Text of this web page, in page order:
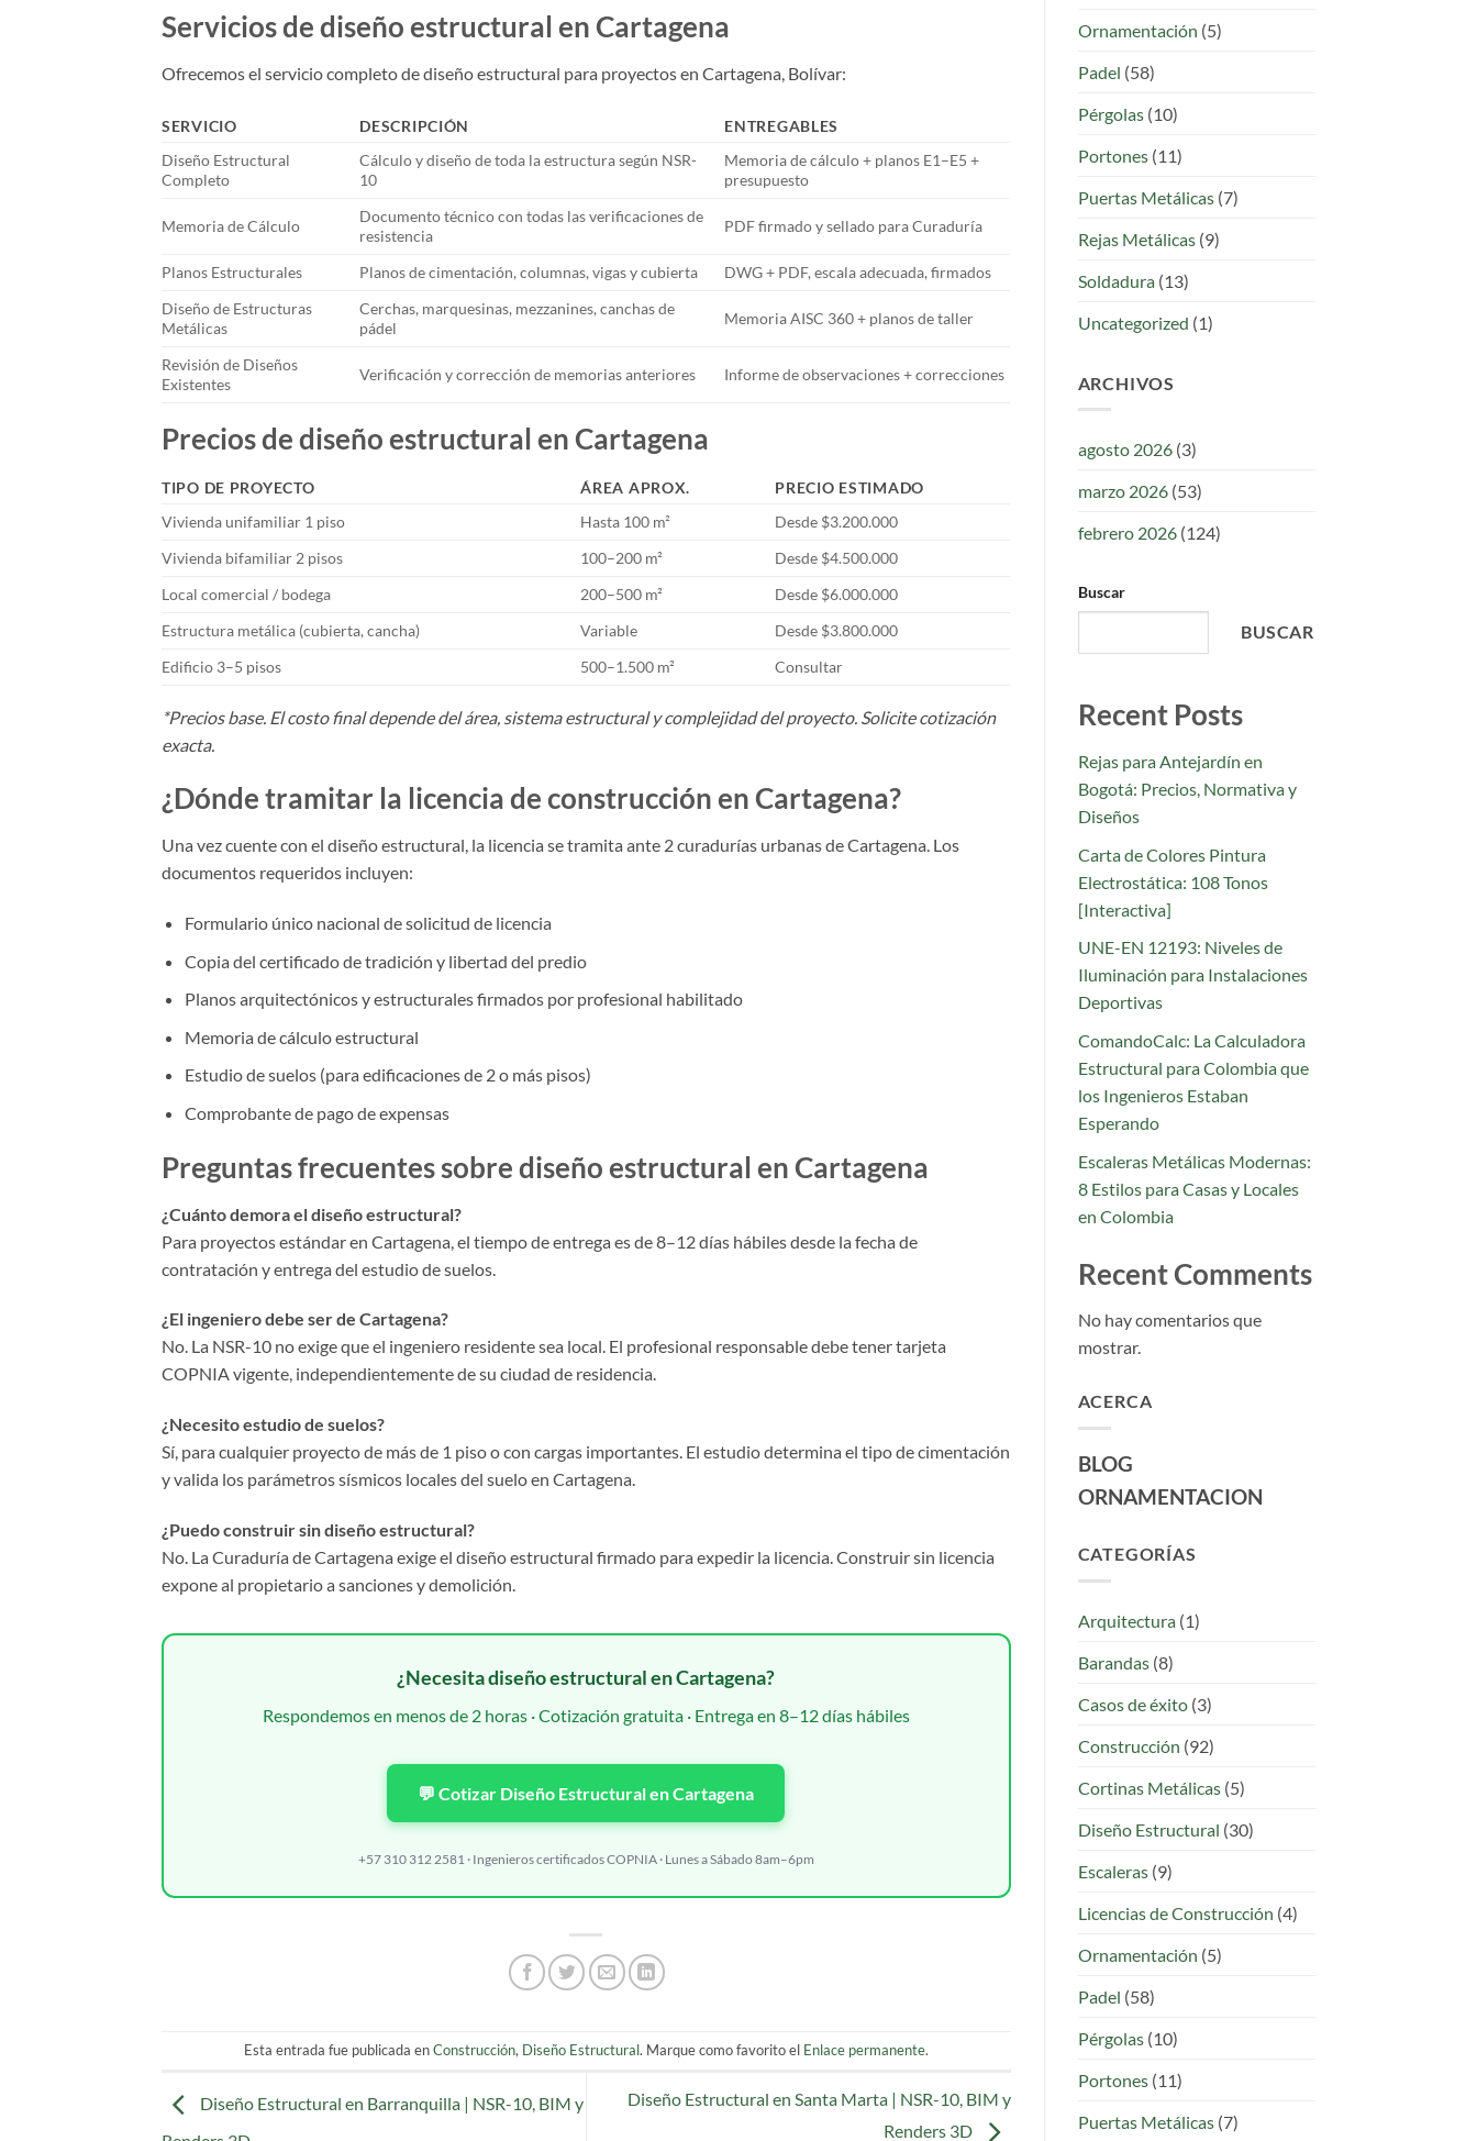
Servicios de diseño estructural en Cartagena
Ofrecemos el servicio completo de diseño estructural para proyectos en Cartagena, Bolívar:
SERVICIO DESCRIPCIÓN
ENTREGABLES
Diseño Estructural
Completo
Cálculo y diseño de toda la estructura según NSR-
10
Memoria de cálculo + planos E1–E5 +
presupuesto
Memoria de Cálculo
Documento técnico con todas las verificaciones de
resistencia
PDF firmado y sellado para Curaduría
Planos Estructurales Planos de cimentación, columnas, vigas y cubierta
DWG + PDF, escala adecuada, firmados
Diseño de Estructuras
Metálicas
Cerchas, marquesinas, mezzanines, canchas de
pádel
Memoria AISC 360 + planos de taller
Revisión de Diseños
Existentes
Verificación y corrección de memorias anteriores Informe de observaciones + correcciones
Precios de diseño estructural en Cartagena
TIPO DE PROYECTO ÁREA APROX.
PRECIO ESTIMADO
Vivienda unifamiliar 1 piso
Hasta 100 m²
Desde $3.200.000
Vivienda bifamiliar 2 pisos
100–200 m²
Desde $4.500.000
Local comercial / bodega
200–500 m²
Desde $6.000.000
Estructura metálica (cubierta, cancha)
Variable
Desde $3.800.000
Edificio 3–5 pisos
500–1.500 m² Consultar
*Precios base. El costo final depende del área, sistema estructural y complejidad del proyecto. Solicite cotización
exacta.
¿Dónde tramitar la licencia de construcción en Cartagena?
Una vez cuente con el diseño estructural, la licencia se tramita ante 2 curadurías urbanas de Cartagena. Los
documentos requeridos incluyen:
Formulario único nacional de solicitud de licencia
Copia del certificado de tradición y libertad del predio
Planos arquitectónicos y estructurales firmados por profesional habilitado
Memoria de cálculo estructural
Estudio de suelos (para edificaciones de 2 o más pisos)
Comprobante de pago de expensas
Preguntas frecuentes sobre diseño estructural en Cartagena
¿Cuánto demora el diseño estructural?
Para proyectos estándar en Cartagena, el tiempo de entrega es de 8–12 días hábiles desde la fecha de
contratación y entrega del estudio de suelos.
¿El ingeniero debe ser de Cartagena?
No. La NSR-10 no exige que el ingeniero residente sea local. El profesional responsable debe tener tarjeta
COPNIA vigente, independientemente de su ciudad de residencia.
¿Necesito estudio de suelos?
Sí, para cualquier proyecto de más de 1 piso o con cargas importantes. El estudio determina el tipo de cimentación
y valida los parámetros sísmicos locales del suelo en Cartagena.
¿Puedo construir sin diseño estructural?
No. La Curaduría de Cartagena exige el diseño estructural firmado para expedir la licencia. Construir sin licencia
expone al propietario a sanciones y demolición.
¿Necesita diseño estructural en Cartagena?
Respondemos en menos de 2 horas · Cotización gratuita · Entrega en 8–12 días hábiles
💬 Cotizar Diseño Estructural en Cartagena
+57 310 312 2581 · Ingenieros certificados COPNIA · Lunes a Sábado 8am–6pm
Esta entrada fue publicada enConstrucción, Diseño Estructural. Marque como favorito el Enlace permanente.
Diseño Estructural en Barranquilla | NSR-10, BIM y
Diseño Estructural en Santa Marta | NSR-10, BIM y
Renders 3D
Ornamentación (5)
Padel (58)
Pérgolas(10)
Portones(11)
Puertas Metálicas(7)
Rejas Metálicas(9)
Soldadura(13)
Uncategorized (1)
ARCHIVOS
agosto 2026(3)
marzo 2026(53)
febrero 2026(124)
Buscar
BUSCAR
Recent Posts
Rejas para Antejardín en
Bogotá: Precios, Normativa y
Diseños
Carta de Colores Pintura
Electrostática: 108 Tonos
[Interactiva]
UNE-EN 12193: Niveles de
Iluminación para Instalaciones
Deportivas
ComandoCalc: La Calculadora
Estructural para Colombia que
los Ingenieros Estaban
Esperando
Escaleras Metálicas Modernas:
8 Estilos para Casas y Locales
en Colombia
Recent Comments
No hay comentarios que
mostrar.
ACERCA
BLOG
ORNAMENTACION
CATEGORÍAS
Arquitectura(1)
Barandas(8)
Casos de éxito(3)
Construcción (92)
Cortinas Metálicas(5)
Diseño Estructural (30)
Escaleras(9)
Licencias de Construcción (4)
Ornamentación (5)
Padel (58)
Pérgolas(10)
Portones(11)
Puertas Metálicas(7)